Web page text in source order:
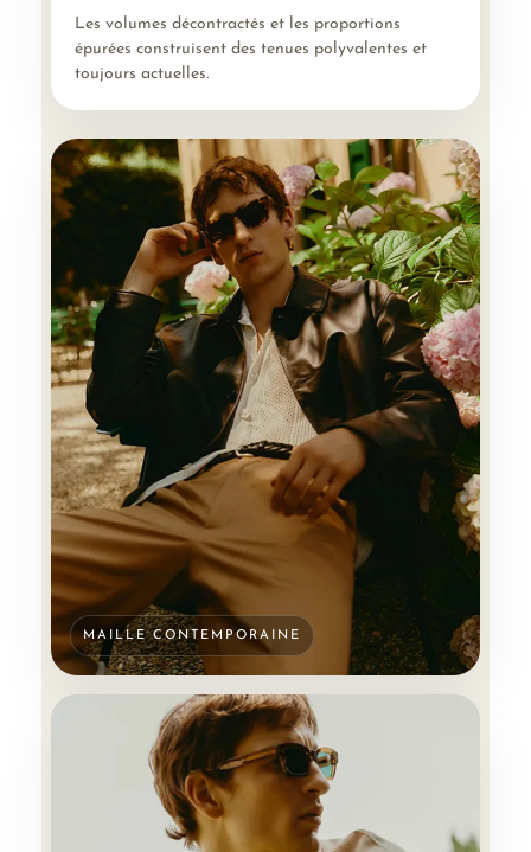
Les volumes décontractés et les proportions
épurées construisent des tenues polyvalentes et
toujours actuelles.
MAILLE CONTEMPORAINE